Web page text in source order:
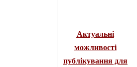
Актуальні
можливості
публікування для